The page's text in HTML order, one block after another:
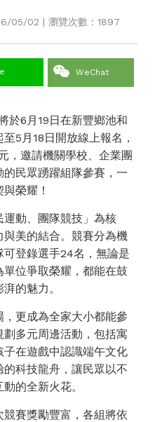
05/02 | 瀏覽次數：1897
WeChat
於6月19日在新豐鄉池和
5月18日開放線上報名，
，邀請機關學校、企業團
民眾踴躍組隊參賽，一
榮耀！
動、團隊競技」為核
美的結合。競賽分為機
登錄選手24名，無論是
位爭取榮耀，都能在鼓
的魅力。
更成為全家大小都能參
多元周邊活動，包括寓
在遊戲中認識端午文化
科技龍舟，讓民眾以不
的全新火花。
賽獎勵豐富，各組將依